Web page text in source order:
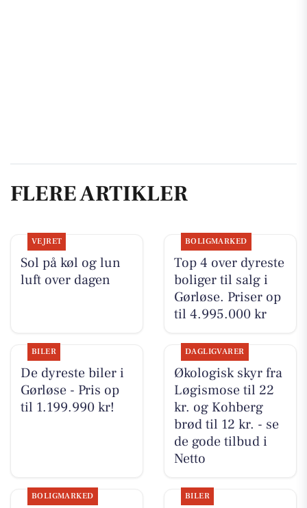
FLERE ARTIKLER
VEJRET
Sol på køl og lun
luft over dagen
BOLIGMARKED
Top 4 over dyreste
boliger til salg i
Gørløse. Priser op
til 4.995.000 kr
BILER
De dyreste biler i
Gørløse - Pris op
til 1.199.990 kr!
DAGLIGVARER
Økologisk skyr fra
Løgismose til 22
kr. og Kohberg
brød til 12 kr. - se
de gode tilbud i
Netto
BOLIGMARKED BILER